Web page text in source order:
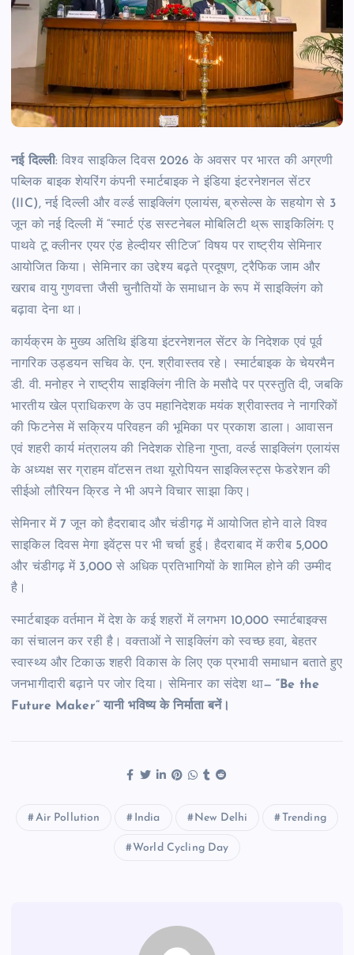
नई दिल्ली: विश्व साइकिल दिवस 2026 के अवसर पर भारत की अग्रणी
पब्लिक बाइक शेयरिंग कंपनी स्मार्टबाइक ने इंडिया इंटरनेशनल सेंटर
(IIC), नई दिल्ली और वर्ल्ड साइक्लिंग एलायंस, ब्रुसेल्स के सहयोग से 3
जून को नई दिल्ली में “स्मार्ट एंड सस्टनेबल मोबिलिटी थ्रू साइकिलिंग: ए
पाथवे टू क्लीनर एयर एंड हेल्दीयर सीटिज” विषय पर राष्ट्रीय सेमिनार
आयोजित किया। सेमिनार का उद्देश्य बढ़ते प्रदूषण, ट्रैफिक जाम और
खराब वायु गुणवत्ता जैसी चुनौतियों के समाधान के रूप में साइक्लिंग को
बढ़ावा देना था।
कार्यक्रम के मुख्य अतिथि इंडिया इंटरनेशनल सेंटर के निदेशक एवं पूर्व
नागरिक उड्डयन सचिव के. एन. श्रीवास्तव रहे। स्मार्टबाइक के चेयरमैन
डी. वी. मनोहर ने राष्ट्रीय साइक्लिंग नीति के मसौदे पर प्रस्तुति दी, जबकि
भारतीय खेल प्राधिकरण के उप महानिदेशक मयंक श्रीवास्तव ने नागरिकों
की फिटनेस में सक्रिय परिवहन की भूमिका पर प्रकाश डाला। आवासन
एवं शहरी कार्य मंत्रालय की निदेशक रोहिना गुप्ता, वर्ल्ड साइक्लिंग एलायंस
के अध्यक्ष सर ग्राहम वॉटसन तथा यूरोपियन साइक्लिस्ट्स फेडरेशन की
सीईओ लौरियन क्रिड ने भी अपने विचार साझा किए।
सेमिनार में 7 जून को हैदराबाद और चंडीगढ़ में आयोजित होने वाले विश्व
साइकिल दिवस मेगा इवेंट्स पर भी चर्चा हुई। हैदराबाद में करीब 5,000
और चंडीगढ़ में 3,000 से अधिक प्रतिभागियों के शामिल होने की उम्मीद
है।
स्मार्टबाइक वर्तमान में देश के कई शहरों में लगभग 10,000 स्मार्टबाइक्स
का संचालन कर रही है। वक्ताओं ने साइक्लिंग को स्वच्छ हवा, बेहतर
स्वास्थ्य और टिकाऊ शहरी विकास के लिए एक प्रभावी समाधान बताते हुए
जनभागीदारी बढ़ाने पर जोर दिया। सेमिनार का संदेश था—“Be the
Future Maker” यानी भविष्य के निर्माता बनें।
Air Pollution India New Delhi Trending
World Cycling Day